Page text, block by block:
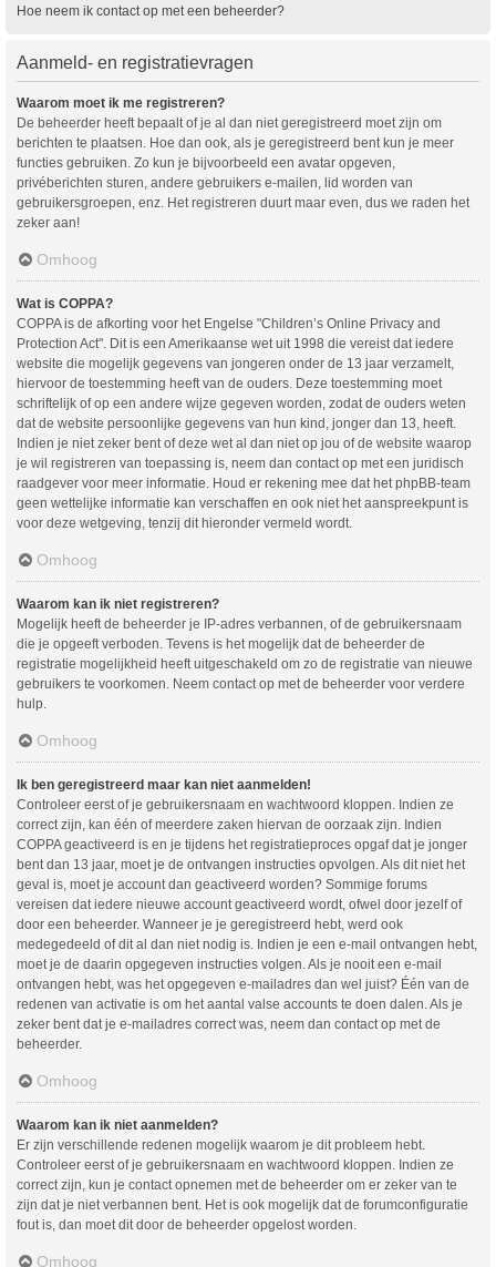
Hoe neem ik contact op met een beheerder?
Aanmeld- en registratievragen
Waarom moet ik me registreren?
De beheerder heeft bepaalt of je al dan niet geregistreerd moet zijn om
berichten te plaatsen. Hoe dan ook, als je geregistreerd bent kun je meer
functies gebruiken. Zo kun je bijvoorbeeld een avatar opgeven,
privéberichten sturen, andere gebruikers e-mailen, lid worden van
gebruikersgroepen, enz. Het registreren duurt maar even, dus we raden het
zeker aan!
Omhoog
Wat is COPPA?
COPPA is de afkorting voor het Engelse "Children’s Online Privacy and
Protection Act". Dit is een Amerikaanse wet uit 1998 die vereist dat iedere
website die mogelijk gegevens van jongeren onder de 13 jaar verzamelt,
hiervoor de toestemming heeft van de ouders. Deze toestemming moet
schriftelijk of op een andere wijze gegeven worden, zodat de ouders weten
dat de website persoonlijke gegevens van hun kind, jonger dan 13, heeft.
Indien je niet zeker bent of deze wet al dan niet op jou of de website waarop
je wil registreren van toepassing is, neem dan contact op met een juridisch
raadgever voor meer informatie. Houd er rekening mee dat het phpBB-team
geen wettelijke informatie kan verschaffen en ook niet het aanspreekpunt is
voor deze wetgeving, tenzij dit hieronder vermeld wordt.
Omhoog
Waarom kan ik niet registreren?
Mogelijk heeft de beheerder je IP-adres verbannen, of de gebruikersnaam
die je opgeeft verboden. Tevens is het mogelijk dat de beheerder de
registratie mogelijkheid heeft uitgeschakeld om zo de registratie van nieuwe
gebruikers te voorkomen. Neem contact op met de beheerder voor verdere
hulp.
Omhoog
Ik ben geregistreerd maar kan niet aanmelden!
Controleer eerst of je gebruikersnaam en wachtwoord kloppen. Indien ze
correct zijn, kan één of meerdere zaken hiervan de oorzaak zijn. Indien
COPPA geactiveerd is en je tijdens het registratieproces opgaf dat je jonger
bent dan 13 jaar, moet je de ontvangen instructies opvolgen. Als dit niet het
geval is, moet je account dan geactiveerd worden? Sommige forums
vereisen dat iedere nieuwe account geactiveerd wordt, ofwel door jezelf of
door een beheerder. Wanneer je je geregistreerd hebt, werd ook
medegedeeld of dit al dan niet nodig is. Indien je een e-mail ontvangen hebt,
moet je de daarin opgegeven instructies volgen. Als je nooit een e-mail
ontvangen hebt, was het opgegeven e-mailadres dan wel juist? Één van de
redenen van activatie is om het aantal valse accounts te doen dalen. Als je
zeker bent dat je e-mailadres correct was, neem dan contact op met de
beheerder.
Omhoog
Waarom kan ik niet aanmelden?
Er zijn verschillende redenen mogelijk waarom je dit probleem hebt.
Controleer eerst of je gebruikersnaam en wachtwoord kloppen. Indien ze
correct zijn, kun je contact opnemen met de beheerder om er zeker van te
zijn dat je niet verbannen bent. Het is ook mogelijk dat de forumconfiguratie
fout is, dan moet dit door de beheerder opgelost worden.
Omhoog